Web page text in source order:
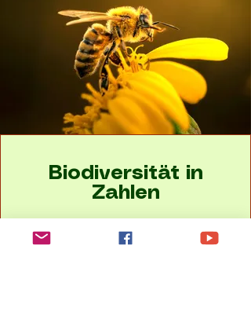
Biodiversität in
Zahlen
im Nationalpark nachgewiesen,